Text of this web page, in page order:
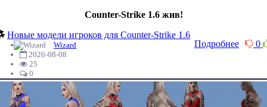
Counter-Strike 1.6 жив!
Новые модели игроков для Counter-Strike 1.6
0
Подробнее
Wizard
2026-08-08
25
0